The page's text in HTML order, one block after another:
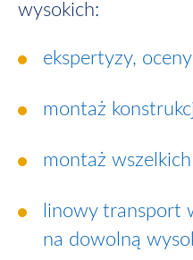
wysokich:
ekspertyzy,
montaż
montaż
linowy transport
na dowolną